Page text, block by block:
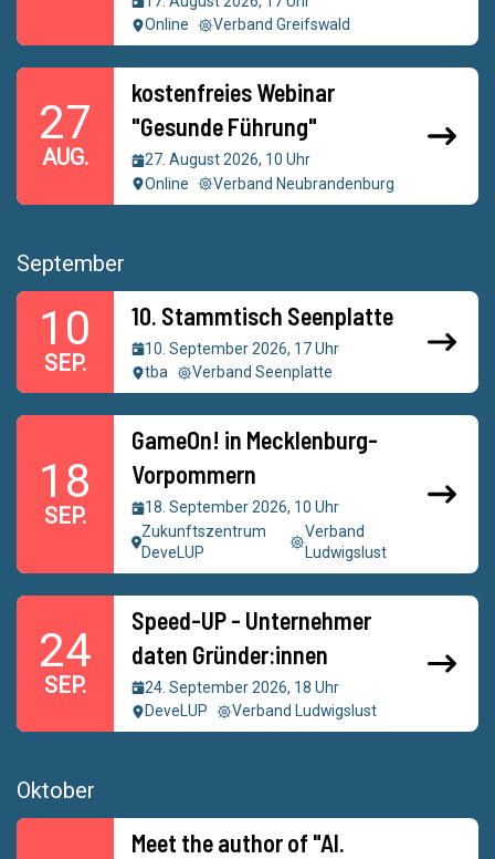
Online
Verband Greifswald
27
AUG.
kostenfreies Webinar
"Gesunde Führung"
27. August 2026, 10 Uhr
Online
Verband Neubrandenburg
September
10
SEP.
10. Stammtisch Seenplatte
10. September 2026, 17 Uhr
tba
Verband Seenplatte
18
SEP.
GameOn! in Mecklenburg-
Vorpommern
18. September 2026, 10 Uhr
Zukunftszentrum
DeveLUP
Verband
Ludwigslust
24
SEP.
Speed-UP - Unternehmer
daten Gründer:innen
24. September 2026, 18 Uhr
DeveLUP
Verband Ludwigslust
Oktober
Meet the author of "AI.